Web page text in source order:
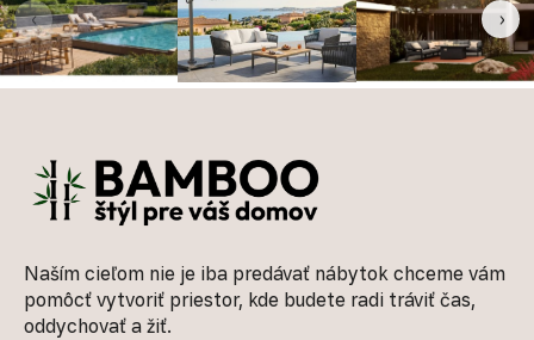
‹ ›
Naším cieľom nie je iba predávať nábytok chceme vám
pomôcť vytvoriť priestor, kde budete radi tráviť čas,
oddychovať a žiť.